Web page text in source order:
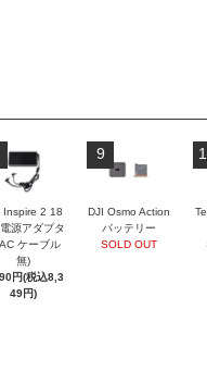
Inspire 2 18
源アダプタ
ケーブル
無)
円(税込8,3
49円)
9
DJI Osmo Action
バッテリー
SOLD OUT